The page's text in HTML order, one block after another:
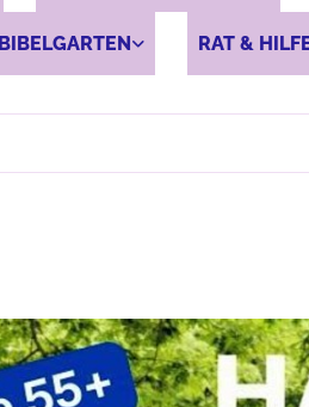
BIBELGARTEN RAT &